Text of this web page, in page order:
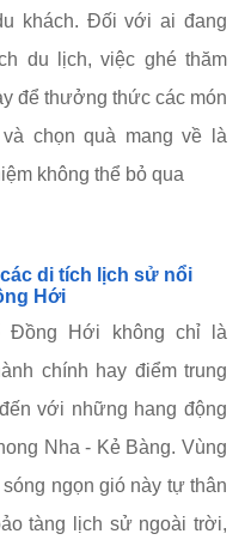
khách. Đối với ai đang
du lịch, việc ghé thăm
để thưởng thức các món
chọn quà mang về là
không thể bỏ qua
di tích lịch sử nổi
Hới
Đồng Hới không chỉ là
chính hay điểm trung
với những hang động
Nha - Kẻ Bàng. Vùng
ngọn gió này tự thân
tàng lịch sử ngoài trời,